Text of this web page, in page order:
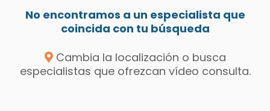
No encontramos a un especialista que
coincida con tu búsqueda
Cambia la localización o busca
especialistas que ofrezcan vídeo consulta.